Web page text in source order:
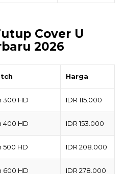
Cover U
2026
Harga
300 HD IDR 115.000
400 HD IDR 153.000
500 HD IDR 208.000
600 HD IDR 278.000